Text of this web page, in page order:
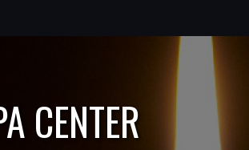
CENTER